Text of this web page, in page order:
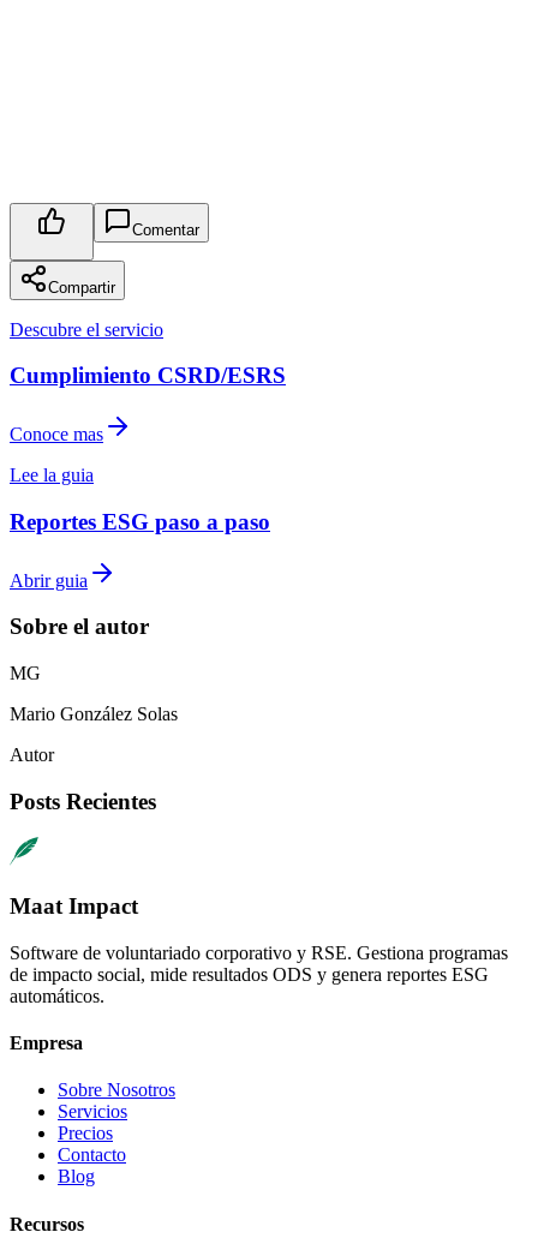
Descargar Recurso
Comentar
Compartir
Descubre el servicio
Cumplimiento CSRD/ESRS
Conoce mas
Lee la guia
Reportes ESG paso a paso
Abrir guia
Sobre el autor
MG
Mario González Solas
Autor
Posts Recientes
Maat Impact
Software de voluntariado corporativo y RSE. Gestiona programas
de impacto social, mide resultados ODS y genera reportes ESG
automáticos.
Empresa
Sobre Nosotros
Servicios
Precios
Contacto
Blog
Recursos